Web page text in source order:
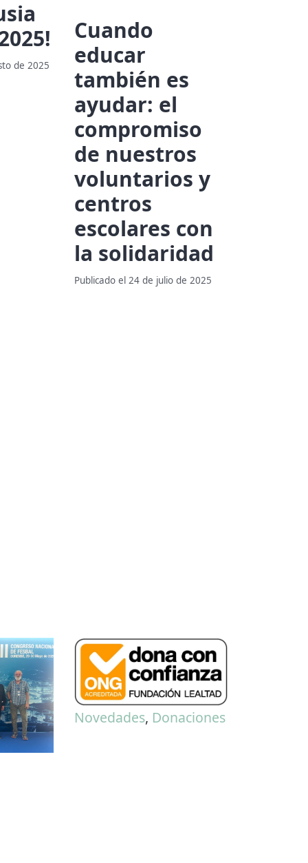
de 2025
Cuando
educar
también es
ayudar: el
compromiso
de nuestros
voluntarios y
centros
escolares con
la solidaridad
Publicado el 24 de julio de 2025
Novedades, Donaciones